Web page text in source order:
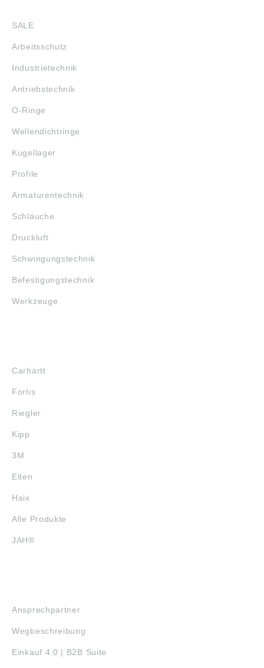
SALE
Arbeitsschutz
Industrietechnik
Antriebstechnik
O-Ringe
Wellendichtringe
Kugellager
Profile
Armaturentechnik
Schläuche
Druckluft
Schwingungstechnik
Befestigungstechnik
Werkzeuge
Carhartt
Fortis
Riegler
Kipp
3M
Elten
Haix
Alle Produkte
JAH®
Ansprechpartner
Wegbeschreibung
Einkauf 4.0 | B2B Suite